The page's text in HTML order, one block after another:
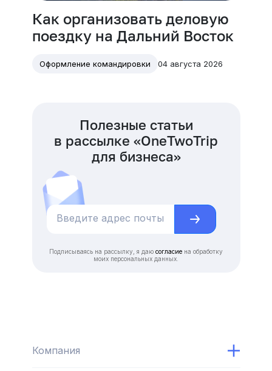
Как организовать деловую
поездку на Дальний Восток
Оформление командировки 04 августа 2026
Полезные статьи
в рассылке «OneTwoTrip
для бизнеса»
Подписываясь на рассылку, я даю согласие на обработку
моих персональных данных.
Компания